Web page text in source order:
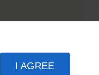
I AGREE